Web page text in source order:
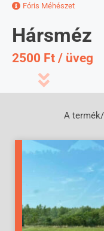
Fóris Méhészet
Hársméz
2500 Ft / üveg
A